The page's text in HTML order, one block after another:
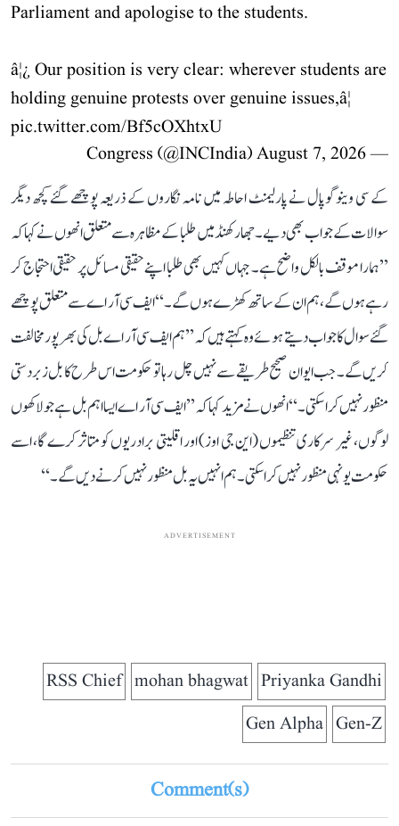
Parliament and apologise to the students.
â¦¿ Our position is very clear: wherever students are
holding genuine protests over genuine issues,â¦
pic.twitter.com/Bf5cOXhtxU
— Congress (@INCIndia)
August 7, 2026
کے سی وینوگوپال نے پارلیمنٹ احاطہ میں نامہ نگاروں کے ذریعہ پوچھے گئے کچھ دیگر
سوالات کے جواب بھی دیے۔ جھارکھنڈ میں طلبا کے مظاہرہ سے متعلق انھوں نے کہا کہ
’’ہمارا موقف بالکل واضح ہے۔ جہاں کہیں بھی طلبا اپنے حقیقی مسائل پر حقیقی احتجاج کر
رہے ہوں گے، ہم ان کے ساتھ کھڑے ہوں گے۔‘‘ ایف سی آر اے سے متعلق پوچھے
گئے سوال کا جواب دیتے ہوئے وہ کہتے ہیں کہ ’’ہم ایف سی آر اے بل کی بھرپور مخالفت
کریں گے۔ جب ایوان صحیح طریقے سے نہیں چل رہا تو حکومت اس طرح کا بل زبردستی
منظور نہیں کرا سکتی۔‘‘ انھوں نے مزید کہا کہ ’’ایف سی آر اے ایسا اہم بل ہے جو لاکھوں
لوگوں، غیر سرکاری تنظیموں (این جی اوز) اور اقلیتی برادریوں کو متاثر کرے گا، اسے
حکومت یونہی منظور نہیں کرا سکتی۔ ہم انہیں یہ بل منظور نہیں کرنے دیں گے۔‘‘
ADVERTISEMENT
Priyanka Gandhi
mohan bhagwat
RSS Chief
Gen-Z
Gen Alpha
Comment(s)